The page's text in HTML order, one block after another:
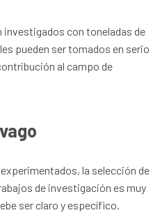
con toneladas de
pueden ser tomados en serio
al campo de
la selección de
de investigación es muy
ser claro y específico.